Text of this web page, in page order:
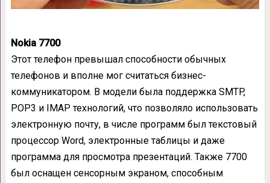
Nokia 7700
Этот телефон превышал способности обычных
телефонов и вполне мог считаться бизнес-
коммуникатором. В модели была поддержка SMTP,
POP3 и IMAP технологий, что позволяло использовать
электронную почту, в числе программ был текстовый
процессор Word, электронные таблицы и даже
программа для просмотра презентаций. Также 7700
был оснащен сенсорным экраном, способным